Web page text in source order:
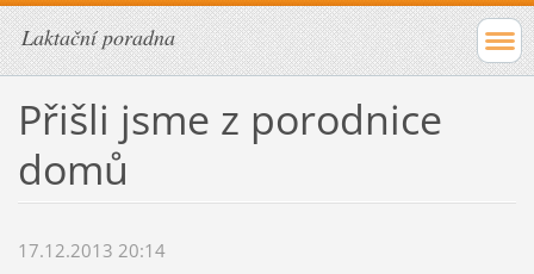
Laktační poradna
Přišli jsme z porodnice
domů
17.12.2013 20:14